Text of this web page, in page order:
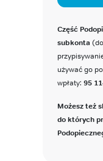
Część
subkonta
używać go
wpłaty: 95
Możesz też
do których